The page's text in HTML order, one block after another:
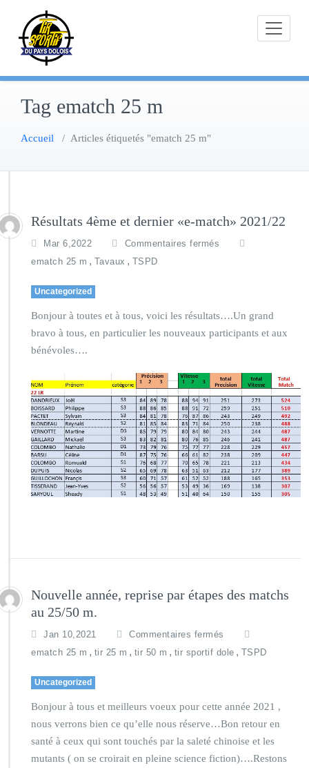
content
Tag ematch 25 m
Accueil / Articles étiquetés "ematch 25 m"
Résultats 4ème et dernier «e-match» 2021/22
Mar 6,2022
Commentaires fermés
ematch 25 m , Tavaux , TSPD
Uncategorized
Bonjour à toutes et à tous, voici les résultats….Un grand
bravo à tous, en particulier les nouveaux participants et aux
bénévoles….
Nouvelle année, reprise par étapes des matchs
au 25/50 m.
Jan 10,2021
Commentaires fermés
ematch 25 m , tir 25 m , tir 50 m , tir sportif dole , TSPD
Uncategorized
Bonjour à tous et meilleurs voeux pour cette année 2021 ,
nous verrons bien ce qu’elle nous réserve…Bon retour en
santé à ceux qui sont touchés par la saleté chinoise et les
mutants ( on se croirait en pleine science fiction)….Restons